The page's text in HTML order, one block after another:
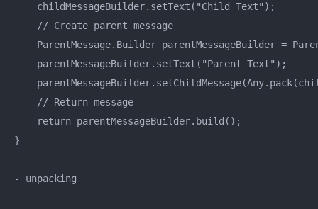
    childMessageBuilder.setText("Child Text");
    // Create parent message
ParentMessage.Builder parentMessageBuilder =
    parentMessageBuilder.setText("Parent Text");
    // Return message
    return parentMessageBuilder.build();
}
- unpacking